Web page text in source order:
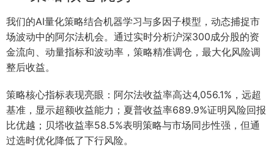
我们的AI量化策略结合机器学习与多因子模型，动态捕捉市
场波动中的阿尔法机会。通过实时分析沪深300成分股的资
金流向、动量指标和波动率，策略精准调仓，最大化风险调
整后收益。
策略核心指标表现亮眼：阿尔法收益率高达4,056.1%，远超
基准，显示超额收益能力；夏普收益率689.9%证明风险回报
比优越；贝塔收益率58.5%表明策略与市场同步性强，但通
过选时优化降低了下行风险。